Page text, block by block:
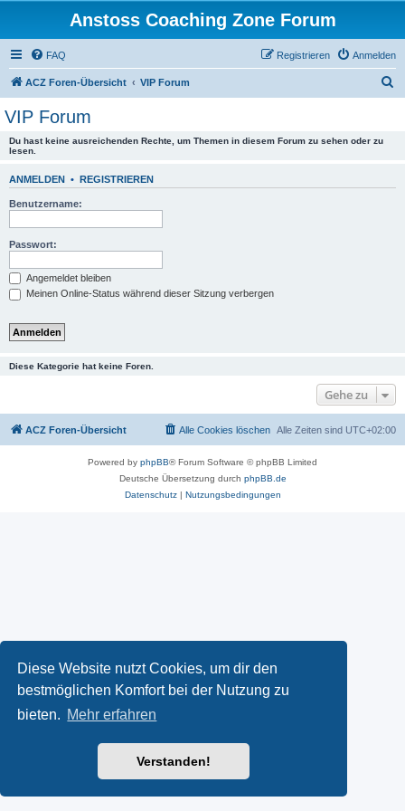
Diese Website nutzt Cookies, um dir den
bestmöglichen Komfort bei der Nutzung zu
bieten. Mehr erfahren
Verstanden!
Anstoss Coaching Zone Forum
FAQ Anmelden
Registrieren
ACZ Foren-Übersicht VIP Forum
VIP Forum
Du hast keine ausreichenden Rechte, um Themen in diesem Forum zu sehen oder zu
lesen.
ANMELDEN • REGISTRIEREN
Benutzername:
Passwort:
Angemeldet bleiben
Meinen Online-Status während dieser Sitzung verbergen
Diese Kategorie hat keine Foren.
Gehe zu
ACZ Foren-Übersicht Alle Zeiten sind UTC+02:00
Alle Cookies löschen
Powered by phpBB® Forum Software © phpBB Limited
Deutsche Übersetzung durch phpBB.de
Datenschutz| Nutzungsbedingungen